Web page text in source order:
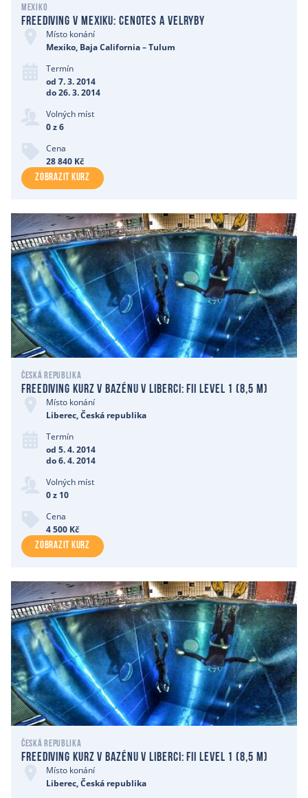
Mexiko
Freediving v Mexiku: cenotes a velryby
Místo konání
Mexiko, Baja California – Tulum
Termín
od 7. 3. 2014
do 26. 3. 2014
Volných míst
0 z 6
Cena
28 840 Kč
ZOBRAZIT KURZ
Česká republika
Freediving kurz v bazénu v Liberci: Fii level 1 (8,5 m)
Místo konání
Liberec, Česká republika
Termín
od 5. 4. 2014
do 6. 4. 2014
Volných míst
0 z 10
Cena
4 500 Kč
ZOBRAZIT KURZ
Česká republika
Freediving kurz v bazénu v Liberci: Fii level 1 (8,5 m)
Místo konání
Liberec, Česká republika